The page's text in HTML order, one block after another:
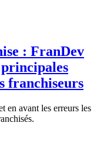
: FranDev
franchiseurs
en avant les erreurs les